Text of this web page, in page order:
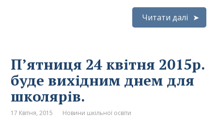
Читати далі
П’ятниця 24 квітня 2015р.
буде вихідним днем для
школярів.
17 Квітня, 2015 Новини шкільної освіти